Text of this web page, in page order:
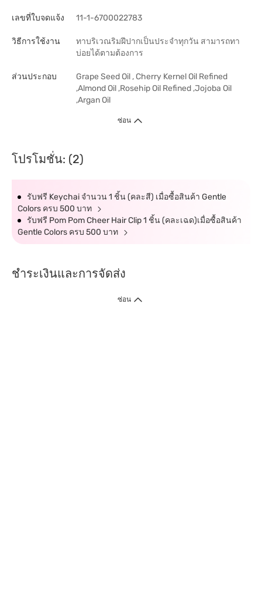
เลขที่ใบจดแจ้ง 11-1-6700022783
วิธีการใช้งาน
ทาบริเวณริมฝีปากเป็นประจำทุกวัน สามารถทา
บ่อยได้ตามต้องการ
ส่วนประกอบ
Grape Seed Oil , Cherry Kernel Oil Refined
,Almond Oil ,Rosehip Oil Refined ,Jojoba Oil
,Argan Oil
ซ่อน
โปรโมชั่น: (2)
รับฟรี Keychai จำนวน 1 ชิ้น (คละสี) เมื่อซื้อสินค้า Gentle
Colors ครบ 500 บาท
รับฟรี Pom Pom Cheer Hair Clip 1 ชิ้น (คละเฉด)เมื่อซื้อสินค้า
Gentle Colors ครบ 500 บาท
ชำระเงินและการจัดส่ง
ซ่อน